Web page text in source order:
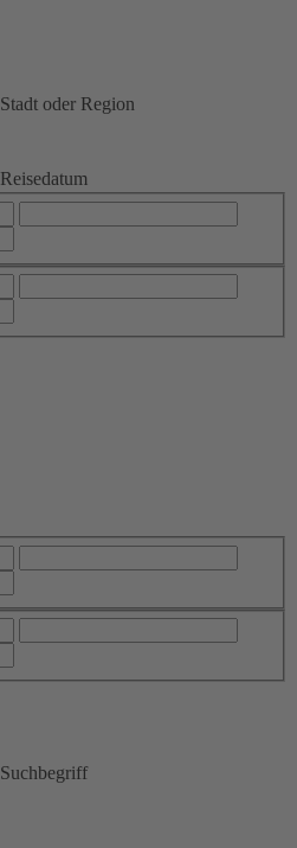
Stadt oder Region
Reisedatum
Suchbegriff